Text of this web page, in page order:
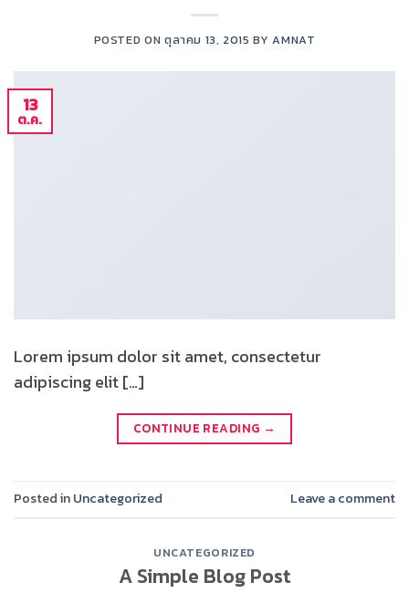
POSTED ON ตุลาคม 13, 2015 BYAMNAT
13
ต.ค.
Lorem ipsum dolor sit amet, consectetur
adipiscing elit […]
CONTINUE READING →
Posted inUncategorized Leave a comment
UNCATEGORIZED
A Simple Blog Post